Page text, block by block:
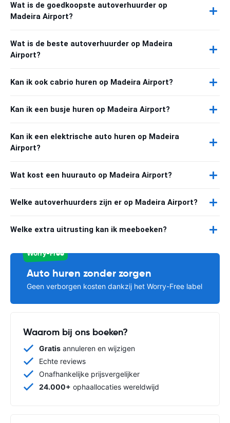
Wat is de goedkoopste autoverhuurder op
Madeira Airport?
Wat is de beste autoverhuurder op Madeira
Airport?
Kan ik ook cabrio huren op Madeira Airport?
Kan ik een busje huren op Madeira Airport?
Kan ik een elektrische auto huren op Madeira
Airport?
Wat kost een huurauto op Madeira Airport?
Welke autoverhuurders zijn er op Madeira Airport?
Welke extra uitrusting kan ik meeboeken?
Worry-Free
Auto huren zonder zorgen
Geen verborgen kosten dankzij het Worry-Free label
Waarom bij ons boeken?
Gratis annuleren en wijzigen
Echte reviews
Onafhankelijke prijsvergelijker
24.000+ ophaallocaties wereldwijd